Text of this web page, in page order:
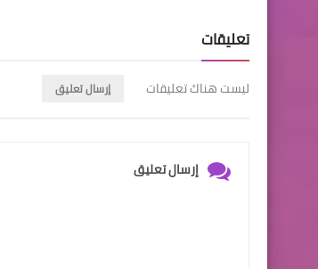
تعليقات
ليست هناك تعليقات إرسال تعليق
إرسال تعليق